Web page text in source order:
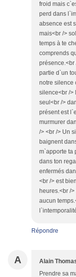
froid mais
perd dans
absence est
mais<br />
temps à te
comprends
présence.<br
partie d`un
notre silence
silence<br />
seul<br />
présent est
murmurer
/> <br /> Un
baignent
m`apporte ta
dans ton
enfermés
<br /> est
heures.<br /
aucun
Répondre
A Alain
Prendre sa